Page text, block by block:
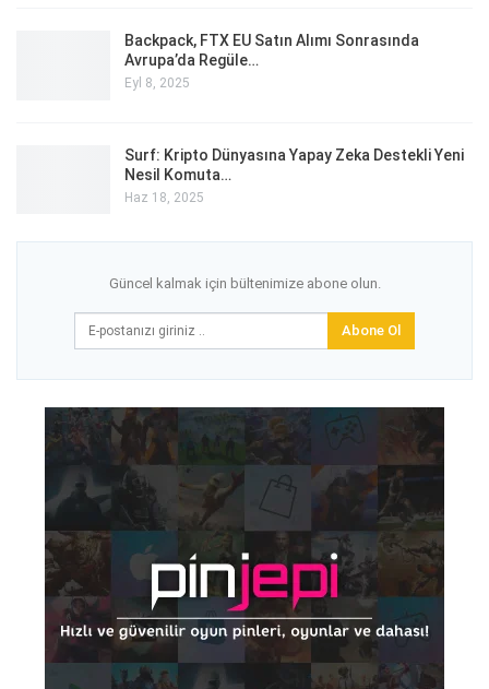
Backpack, FTX EU Satın Alımı Sonrasında
Avrupa’da Regüle…
Eyl 8, 2025
Surf: Kripto Dünyasına Yapay Zeka Destekli Yeni
Nesil Komuta…
Haz 18, 2025
Güncel kalmak için bültenimize abone olun.
Abone Ol